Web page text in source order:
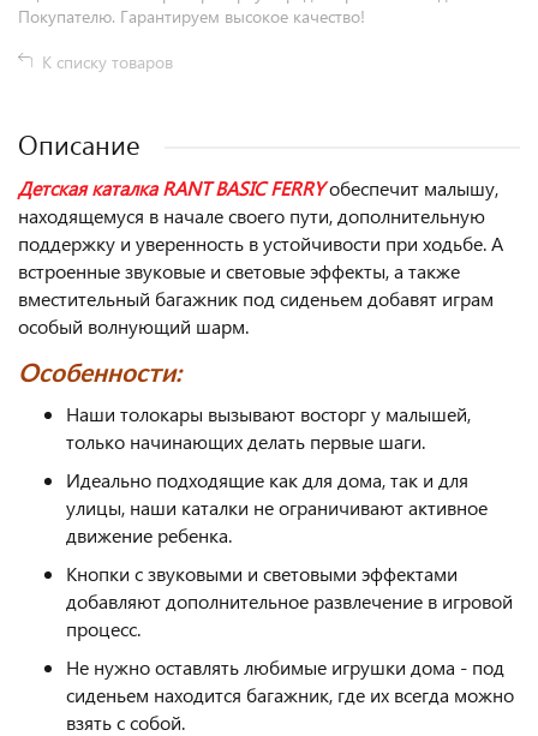
Покупателю. Гарантируем высокое качество!
К списку товаров
Описание
Детская каталка RANT BASIC FERRYобеспечит малышу,
находящемуся в начале своего пути, дополнительную
поддержку и уверенность в устойчивости при ходьбе. А
встроенные звуковые и световые эффекты, а также
вместительный багажник под сиденьем добавят играм
особый волнующий шарм.
Особенности:
Наши толокары вызывают восторг у малышей,
только начинающих делать первые шаги.
Идеально подходящие как для дома, так и для
улицы, наши каталки не ограничивают активное
движение ребенка.
Кнопки с звуковыми и световыми эффектами
добавляют дополнительное развлечение в игровой
процесс.
Не нужно оставлять любимые игрушки дома - под
сиденьем находится багажник, где их всегда можно
взять с собой.